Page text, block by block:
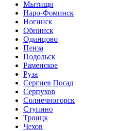
Мытищи
Наро-Фоминск
Ногинск
Обнинск
Одинцово
Пенза
Подольск
Раменское
Руза
Сергиев Посад
Серпухов
Солнечногорск
Ступино
Троицк
Чехов